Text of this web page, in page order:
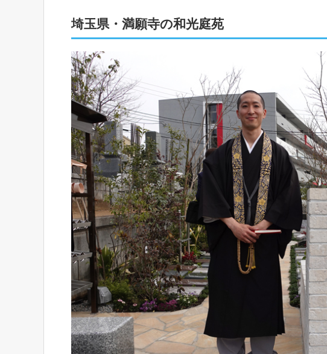
埼玉県・満願寺の和光庭苑